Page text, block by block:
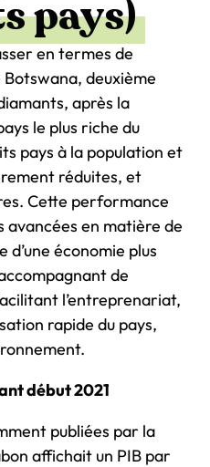
pays)
en termes de
deuxième
après la
le plus riche du
pays à la population et
réduites, et
Cette performance
en matière de
d’une économie plus
de
l’entreprenariat,
rapide du pays,
début 2021
publiées par la
affichait un PIB par